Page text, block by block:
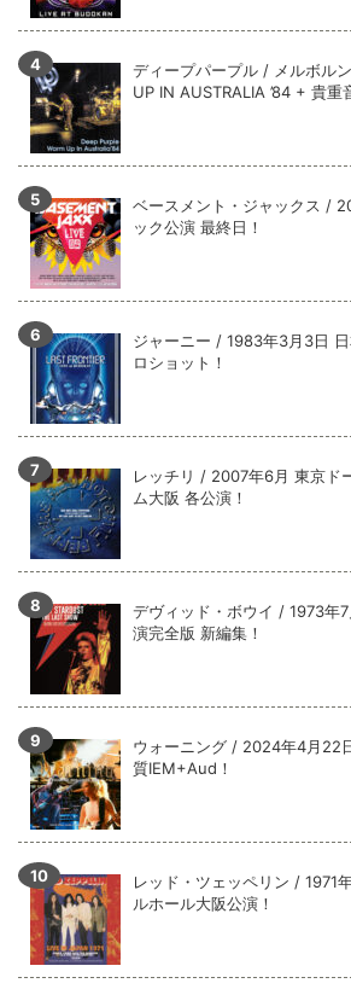
ディープパープル / メルボル
UP IN AUSTRALIA ’84 + 貴重
ベースメント・ジャックス /
ック公演 最終日！
ジャーニー / 1983年3月3日
ロショット！
レッチリ / 2007年6月 東京ド
ム大阪 各公演！
デヴィッド・ボウイ / 1973年
演完全版 新編集！
ウォーニング / 2024年4月22
質IEM+Aud！
レッド・ツェッペリン / 1971
ルホール大阪公演！